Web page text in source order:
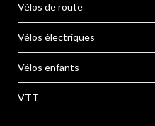
Vélos de route
Vélos électriques
Vélos enfants
VTT